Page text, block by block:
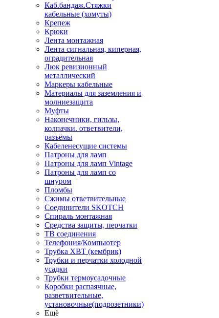
Каб.бандаж.Стяжки
кабельные (хомуты)
Крепеж
Крюки
Лента монтажная
Лента сигнальная, киперная,
оградительная
Люк ревизионный
металлический
Маркеры кабельные
Материалы для заземления и
молниезащита
Муфты
Наконечники, гильзы,
колпачки. ответвители,
разъёмы
Кабеленесущие системы
Патроны для ламп
Патроны для ламп Vintage
Патроны для ламп со
шнуром
Пломбы
Сжимы ответвительные
Соединители SKOTCH
Спираль монтажная
Средства защиты, перчатки
ТВ соединения
Телефония/Компьютер
Трубка ХВТ (кембрик)
Трубки и перчатки холодной
усадки
Трубки термоусадочные
Коробки распаячные,
разветвительные,
установочные(подрозетники)
Ещё